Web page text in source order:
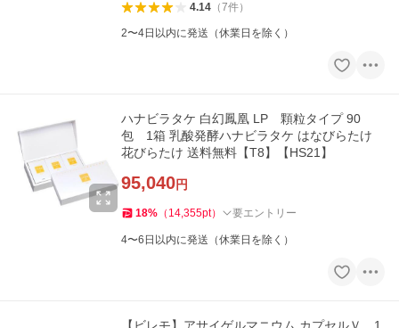
4.14（7件）
2〜4日以内に発送（休業日を除く）
ハナビラタケ 白幻鳳凰 LP 顆粒タイプ 90
包 1箱 乳酸発酵ハナビラタケ はなびらたけ
花びらたけ 送料無料【T8】【HS21】
95,040円
18% （ 14,355pt） 要エントリー
4〜6日以内に発送（休業日を除く）